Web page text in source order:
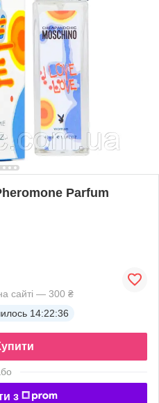
Parfum
сайті — 300 ₴
14:22:36
з